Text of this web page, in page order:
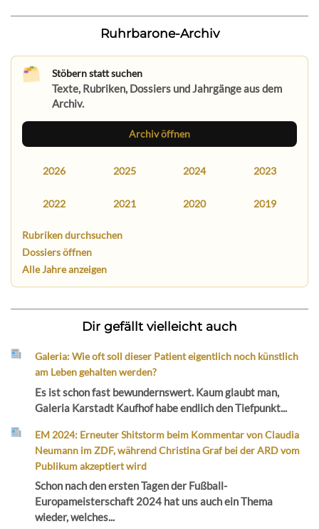
Ruhrbarone-Archiv
Stöbern statt suchen
Texte, Rubriken, Dossiers und Jahrgänge aus dem
Archiv.
Archiv öffnen
2026 2025 2024 2023
2022 2021 2020 2019
Rubriken durchsuchen
Dossiers öffnen
Alle Jahre anzeigen
Dir gefällt vielleicht auch
Galeria: Wie oft soll dieser Patient eigentlich noch künstlich
am Leben gehalten werden?
Es ist schon fast bewundernswert. Kaum glaubt man,
Galeria Karstadt Kaufhof habe endlich den Tiefpunkt...
EM 2024: Erneuter Shitstorm beim Kommentar von Claudia
Neumann im ZDF, während Christina Graf bei der ARD vom
Publikum akzeptiert wird
Schon nach den ersten Tagen der Fußball-
Europameisterschaft 2024 hat uns auch ein Thema
wieder, welches...